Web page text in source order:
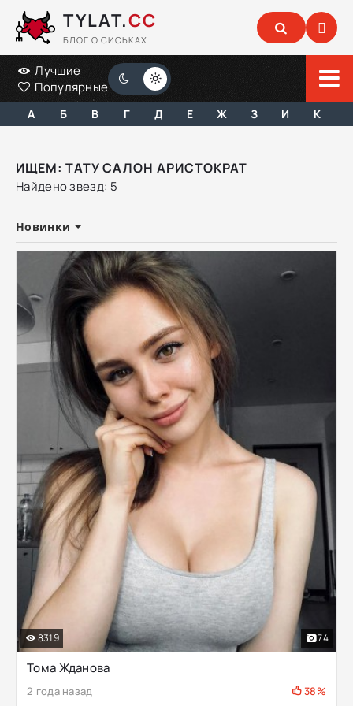
TYLAT.CC
БЛОГ О СИСЬКАХ
Лучшие
Популярные
А Б В Г Д Е Ж З И К
ИЩЕМ: ТАТУ САЛОН АРИСТОКРАТ
Найдено звезд: 5
Новинки
Тома Жданова
2 года назад 38%
8319 74